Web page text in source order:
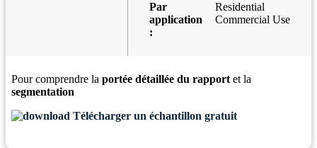
Par
application
:
Residential
Commercial Use
Pour comprendre la portée détaillée du rapport et la
segmentation
Télécharger un échantillon gratuit